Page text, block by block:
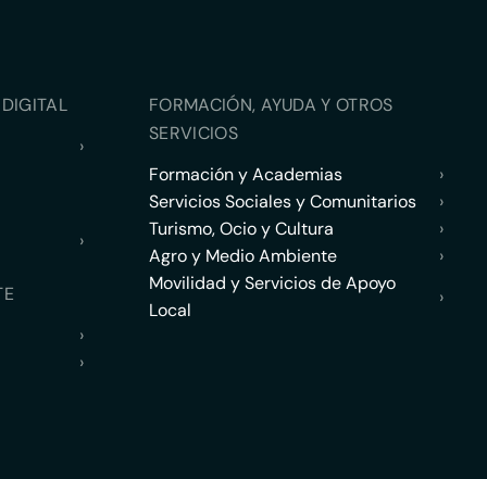
›
›
›
›
FORMACIÓN, AYUDA Y OTROS
SERVICIOS
Formación y Academias
›
Servicios Sociales y Comunitarios
›
Turismo, Ocio y Cultura
›
Agro y Medio Ambiente
›
Movilidad y Servicios de Apoyo
Local
›